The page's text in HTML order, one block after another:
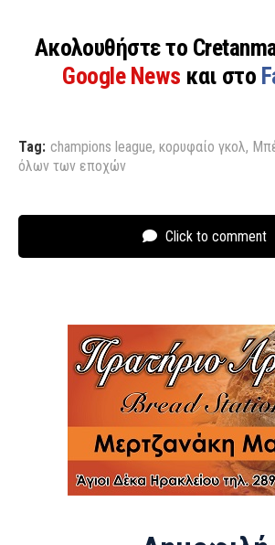
Ακολουθήστε το
Google News και στο
Tag: champions league, κορυφαίο γκολ,
όλων των εποχών
Click to comment